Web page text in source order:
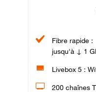
Fibre rapide :
jusqu'à ↓ 1
Livebox 5 :
200 chaînes